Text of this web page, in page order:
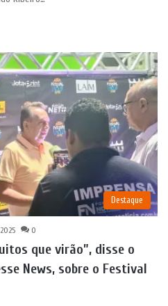
Destaque
0
que virão”, disse o
News, sobre o Festival